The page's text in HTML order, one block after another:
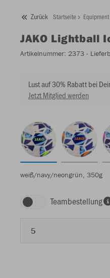
Zurück Startseite Equipment
JAKO Lightball
Artikelnummer: 2373 -
Lust auf 30% Rabatt bei
Jetzt Mitglied werden
weiß/navy/neongrün, 350g
Teambestellung
5